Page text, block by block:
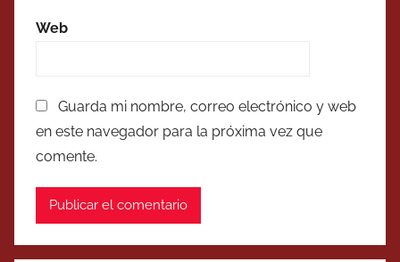
Web
Guarda mi nombre, correo electrónico y web
en este navegador para la próxima vez que
comente.